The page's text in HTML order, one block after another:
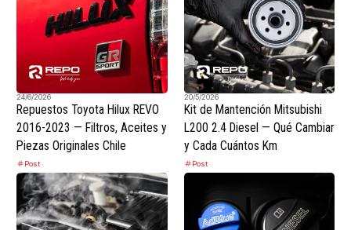
24/6/2026
Repuestos Toyota Hilux REVO
2016-2023 — Filtros, Aceites y
Piezas Originales Chile
Post
20/5/2026
Kit de Mantención Mitsubishi
L200 2.4 Diesel — Qué Cambiar
y Cada Cuántos Km
Post